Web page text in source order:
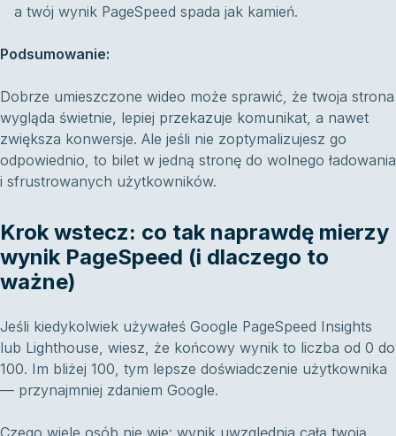
a twój wynik PageSpeed spada jak kamień.
Podsumowanie:
Dobrze umieszczone wideo może sprawić, że twoja strona
wygląda świetnie, lepiej przekazuje komunikat, a nawet
zwiększa konwersje. Ale jeśli nie zoptymalizujesz go
odpowiednio, to bilet w jedną stronę do wolnego ładowania
i sfrustrowanych użytkowników.
Krok wstecz: co tak naprawdę mierzy
wynik PageSpeed (i dlaczego to
ważne)
Jeśli kiedykolwiek używałeś Google PageSpeed Insights
lub Lighthouse, wiesz, że końcowy wynik to liczba od 0 do
100. Im bliżej 100, tym lepsze doświadczenie użytkownika
— przynajmniej zdaniem Google.
Czego wiele osób nie wie: wynik uwzględnia całą twoją